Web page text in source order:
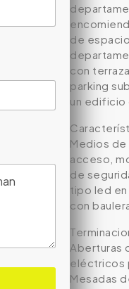
de
con
parking
un edificio
Medios
acceso,
de
tipo led en
con
Aberturas
eléctricos
Mesadas